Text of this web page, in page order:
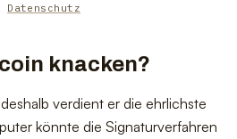
Datenschutz
knacken?
verdient er die ehrlichste
könnte die Signaturverfahren